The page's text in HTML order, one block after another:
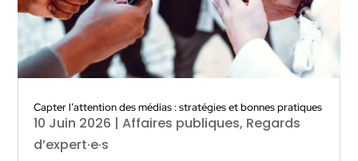
Capter l’attention des médias : stratégies et bonnes pratiques
10 Juin 2026 |Affaires publiques, Regards
d’expert·e·s